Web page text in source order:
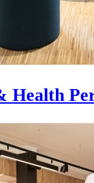
Health